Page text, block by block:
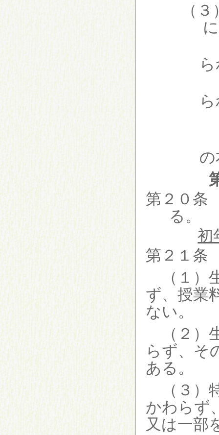
（
第２０条
る。
第２１条
（１
ず、授業
ない。
（２
らず、そ
ある。
（３
かわらず
又は一部